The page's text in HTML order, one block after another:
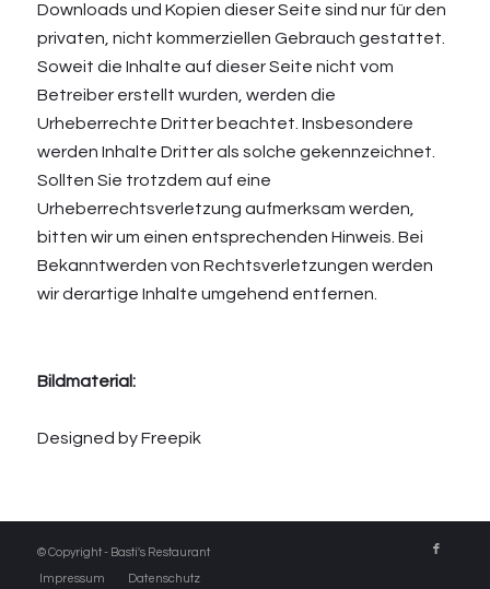
Downloads und Kopien dieser Seite sind nur für den
privaten, nicht kommerziellen Gebrauch gestattet.
Soweit die Inhalte auf dieser Seite nicht vom
Betreiber erstellt wurden, werden die
Urheberrechte Dritter beachtet. Insbesondere
werden Inhalte Dritter als solche gekennzeichnet.
Sollten Sie trotzdem auf eine
Urheberrechtsverletzung aufmerksam werden,
bitten wir um einen entsprechenden Hinweis. Bei
Bekanntwerden von Rechtsverletzungen werden
wir derartige Inhalte umgehend entfernen.
Bildmaterial:
Designed by Freepik
© Copyright - Basti's Restaurant
Impressum Datenschutz